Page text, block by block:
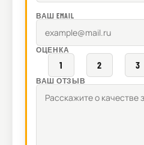
ВАШ EMAIL
ОЦЕНКА
1 2 3
ВАШ ОТЗЫВ